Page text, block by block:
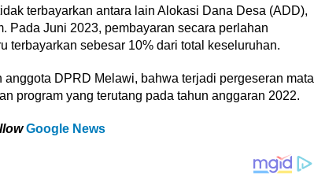
terbayarkan antara lain Alokasi Dana Desa (ADD),
Pada Juni 2023, pembayaran secara perlahan
terbayarkan sebesar 10% dari total keseluruhan.
DPRD Melawi, bahwa terjadi pergeseran mata
program yang terutang pada tahun anggaran 2022.
Google News